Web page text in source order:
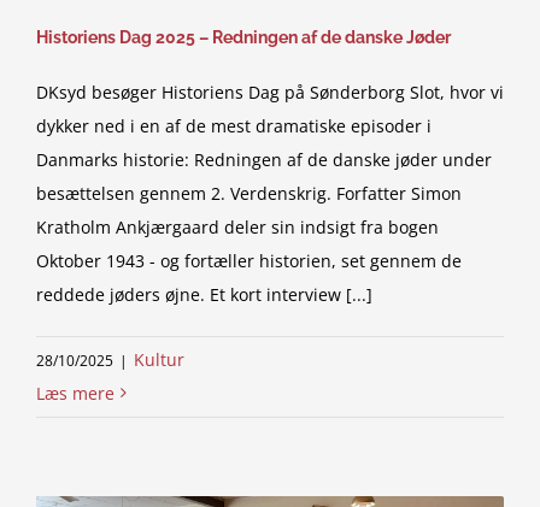
Historiens Dag 2025 – Redningen af de danske Jøder
DKsyd besøger Historiens Dag på Sønderborg Slot, hvor vi
dykker ned i en af de mest dramatiske episoder i
Danmarks historie: Redningen af de danske jøder under
besættelsen gennem 2. Verdenskrig. Forfatter Simon
Kratholm Ankjærgaard deler sin indsigt fra bogen
Oktober 1943 - og fortæller historien, set gennem de
reddede jøders øjne. Et kort interview [...]
28/10/2025 | Kultur
Læs mere